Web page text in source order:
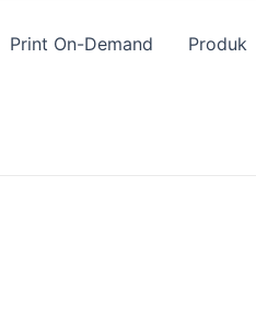
Print On-Demand Produk